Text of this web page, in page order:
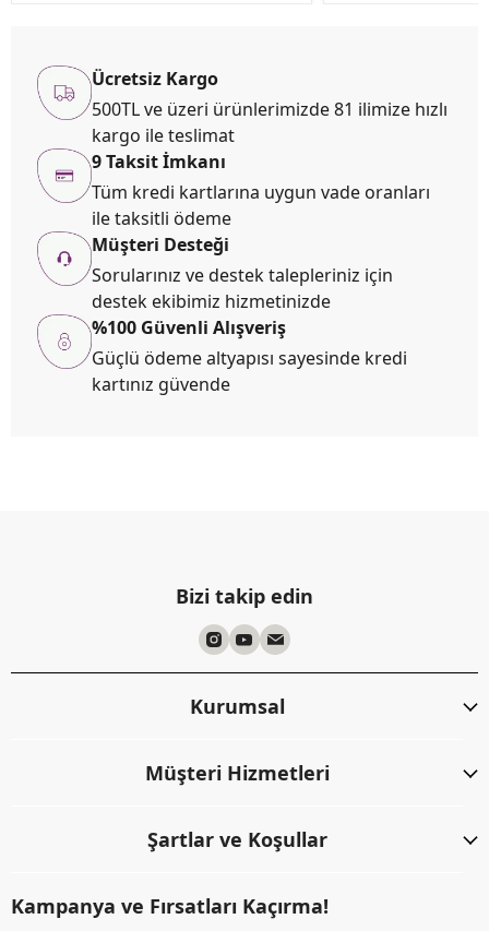
Ücretsiz Kargo
500TL ve üzeri ürünlerimizde 81 ilimize hızlı
kargo ile teslimat
9 Taksit İmkanı
Tüm kredi kartlarına uygun vade oranları
ile taksitli ödeme
Müşteri Desteği
Sorularınız ve destek talepleriniz için
destek ekibimiz hizmetinizde
%100 Güvenli Alışveriş
Güçlü ödeme altyapısı sayesinde kredi
kartınız güvende
Bizi takip edin
Kurumsal
Müşteri Hizmetleri
Şartlar ve Koşullar
Kampanya ve Fırsatları Kaçırma!